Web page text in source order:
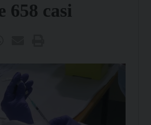
658 casi